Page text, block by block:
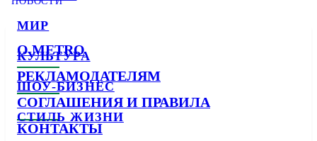
МИР
КУЛЬТУРА
ШОУ-БИЗНЕС
СТИЛЬ ЖИЗНИ
О METRO
РЕКЛАМОДАТЕЛЯМ
СОГЛАШЕНИЯ И ПРАВИЛА
КОНТАКТЫ